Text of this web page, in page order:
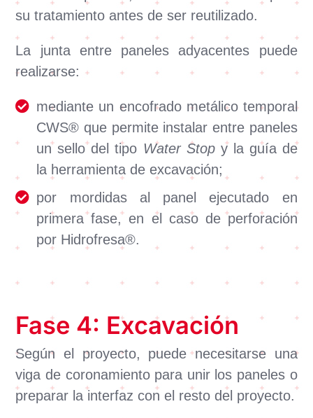
su tratamiento antes de ser reutilizado.
La junta entre paneles adyacentes puede
realizarse:
mediante un encofrado metálico temporal
CWS® que permite instalar entre paneles
un sello del tipo Water Stopy la guía de
la herramienta de excavación;
por mordidas al panel ejecutado en
primera fase, en el caso de perforación
por Hidrofresa®.
Fase 4: Excavación
Según el proyecto, puede necesitarse una
viga de coronamiento para unir los paneles o
preparar la interfaz con el resto del proyecto.